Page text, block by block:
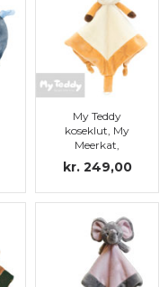
My Teddy
koseklut, My
Meerkat,
kr. 249,00